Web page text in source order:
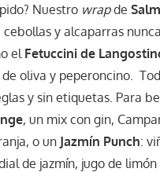
Nuestro wrapde
y alcaparras nunca
el Fetuccini de
oliva y peperoncino.
y sin etiquetas. Para
, un mix con gin,
o un Jazmín Punch:
de jazmín, jugo de limón